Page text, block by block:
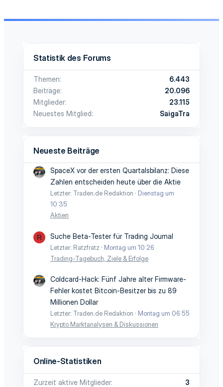
Statistik des Forums
Themen
6.443
Beiträge
20.096
Mitglieder
23.115
Neuestes Mitglied
SaigaTra
Neueste Beiträge
SpaceX vor der ersten Quartalsbilanz: Diese
Zahlen entscheiden heute über die Aktie
Letzter: Traden.de Redaktion
Dienstag um
10:35
Aktien
R Suche Beta-Tester für Trading Journal
Letzter: Ratzfratz
Montag um 10:26
Trading-Tagebuch, Ziele & Erfolge
Coldcard-Hack: Fünf Jahre alter Firmware-
Fehler kostet Bitcoin-Besitzer bis zu 89
Millionen Dollar
Letzter: Traden.de Redaktion
Montag um 06:55
Krypto Marktanalysen & Diskussionen
Online-Statistiken
Zurzeit aktive Mitglieder
3